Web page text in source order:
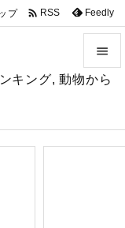
キング, 動物から



プ  RSS Feedly